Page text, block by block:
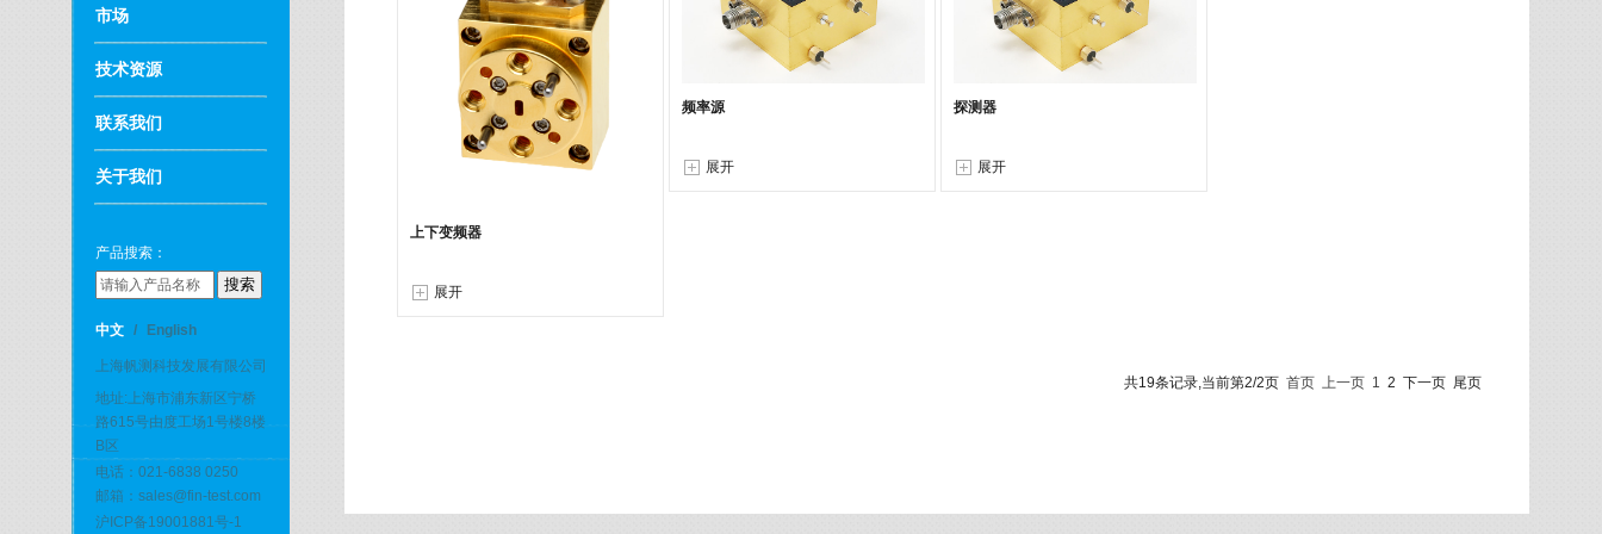
市场
技术资源
联系我们
关于我们
产品搜索：
中文 / English
上海帆测科技发展有限公司
地址:上海市浦东新区宁桥
路615号由度工场1号楼8楼
B区
电话：021-6838 0250
邮箱：sales@fin-test.com
沪ICP备19001881号-1
上下变频器
展开
频率源
展开
探测器
展开
共19条记录,当前第2/2页 首页 上一页 1 2 下一页 尾页